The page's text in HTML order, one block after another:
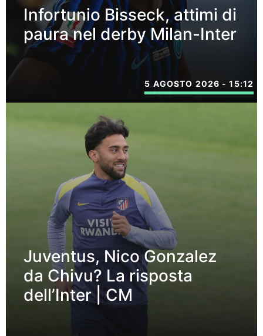
Infortunio Bisseck, attimi di
paura nel derby Milan-Inter
5 AGOSTO 2026 - 15:12
Juventus, Nico Gonzalez
da Chivu? La risposta
dell’Inter | CM